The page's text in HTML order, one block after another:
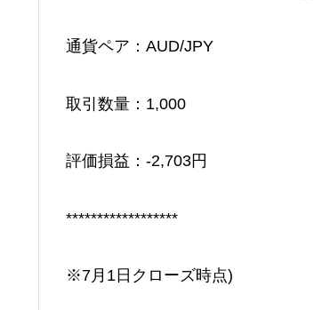
通貨ペア：AUD/JPY
取引数量：1,000
評価損益：-2,703円
******************
※7月1日クローズ時点)